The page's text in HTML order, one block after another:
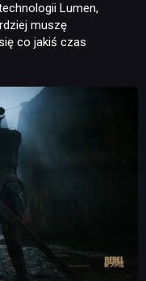
Lumen,
muszę
co jakiś czas